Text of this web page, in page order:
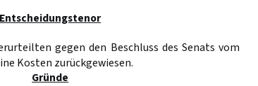
Entscheidungstenor
gegen den Beschluss des Senats vom
Kosten zurückgewiesen.
Gründe